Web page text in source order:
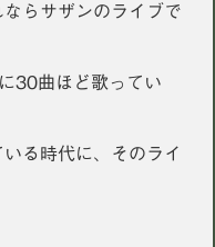
らサザンのライブで
30曲ほど歌ってい
る時代に、そのライ